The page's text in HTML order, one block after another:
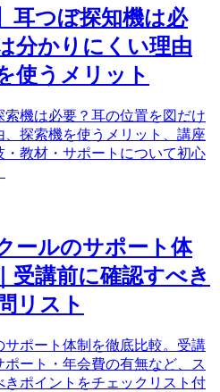
耳つぼ探知機は必
分かりにくい理由
使うメリット
機は必要？耳の位置を図だけ
探索機を使うメリット、講座
教材・サポートについて初心
ールのサポート体
受講前に確認すべき
リスト
ポート体制を徹底比較。受講
ート・年会費の有無など、ス
きポイントをチェックリスト付